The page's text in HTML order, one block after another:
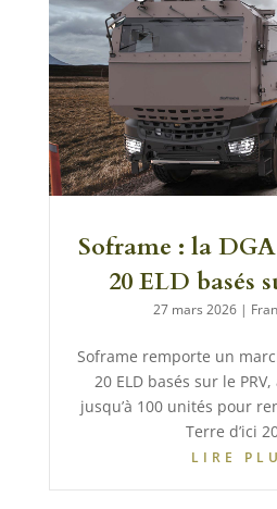
Soframe : la
20 ELD basés
27 mars 2026 |
Soframe remporte un
20 ELD basés sur le
jusqu’à 100 unités pour
Terre d’ici
LIRE